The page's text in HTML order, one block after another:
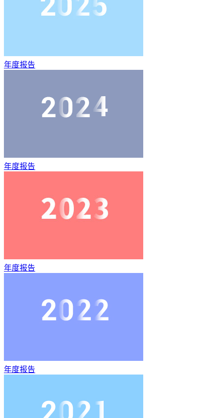
年度报告
年度报告
年度报告
年度报告